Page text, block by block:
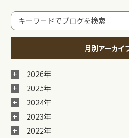
月別アーカイ
2026年
2025年
2024年
2023年
2022年